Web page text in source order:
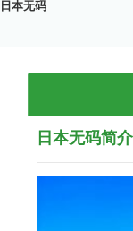
日本无码
日本无码简介